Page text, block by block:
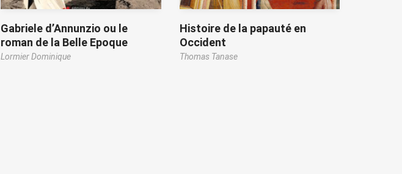
Gabriele d’Annunzio ou le
roman de la Belle Epoque
Lormier Dominique
Histoire de la papauté en
Occident
Thomas Tanase